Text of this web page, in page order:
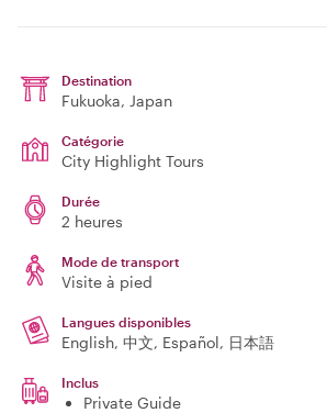
Destination
Fukuoka, Japan
Catégorie
City Highlight Tours
Durée
2 heures
Mode de transport
Visite à pied
Langues disponibles
English, 中文, Español, 日本語
Inclus
Private Guide